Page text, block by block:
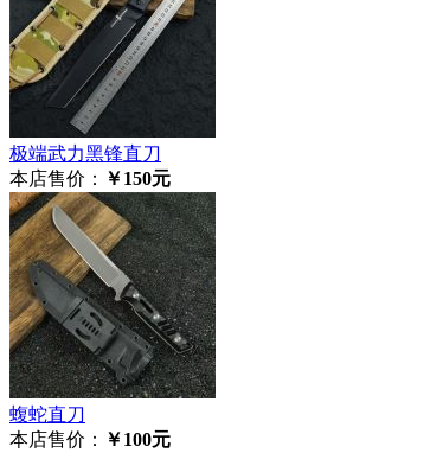
极‮武端‬力黑锋直刀
本店售价： ￥150元
蝮蛇直刀
本店售价： ￥100元